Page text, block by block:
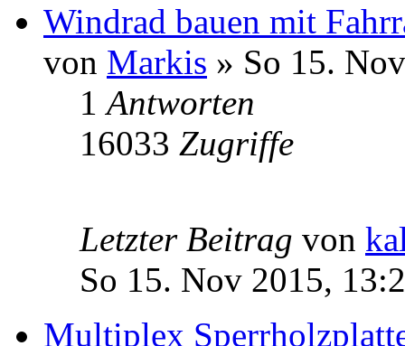
Windrad bauen mit
von Markis » So 15.
1Antworten
16033 Zugriffe
Letzter Beitrag von
So 15. Nov 2015,
Multiplex